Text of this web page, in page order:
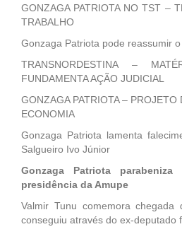
GONZAGA PATRIOTA NO TST –
TRABALHO
Gonzaga Patriota pode reassumir
TRANSNORDESTINA –
FUNDAMENTA AÇÃO JUDICIAL
GONZAGA PATRIOTA – PROJETO
ECONOMIA
Gonzaga Patriota lamenta
Salgueiro Ivo Júnior
Gonzaga Patriota
presidência da Amupe
Valmir Tunu comemora chegada
conseguiu através do ex-deputado